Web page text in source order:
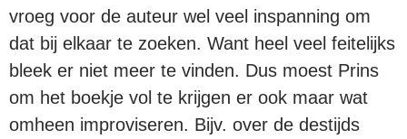
vroeg voor de auteur wel veel inspanning om
dat bij elkaar te zoeken. Want heel veel feitelijks
bleek er niet meer te vinden. Dus moest Prins
om het boekje vol te krijgen er ook maar wat
omheen improviseren. Bijv. over de destijds